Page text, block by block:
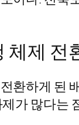
제 전
환하게 된
가 많다는